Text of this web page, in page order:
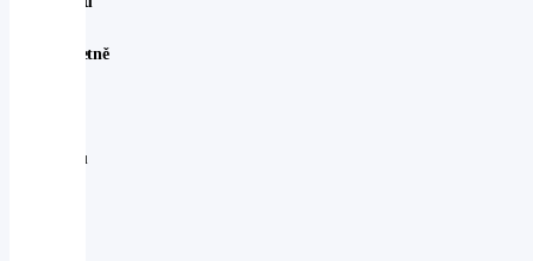
kompletně
modelu